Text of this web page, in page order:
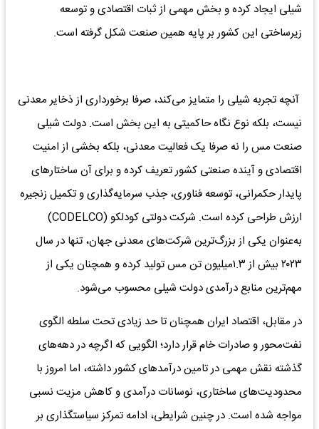
شیلی ایجاد کرده و بخش مهمی از ثبات اقتصادی و توسعه
زیرساختی این کشور بر پایه همین صنعت شکل گرفته است.
آنچه تجربه شیلی را متمایز می‌کند، صرفا برخورداری از ذخایر معدنی
نیست، بلکه نوع نگاه حاکمیتی به این بخش است. دولت شیلی
صنعت مس را نه صرفا یک فعالیت معدنی، بلکه بخشی از امنیت
اقتصادی و آینده صنعتی کشور تعریف کرده و برای آن ساختارهای
پایدار حکمرانی، توسعه فناوری، جذب سرمایه‌گذاری و تکمیل زنجیره
ارزش طراحی کرده است. شرکت دولتی کودلکو (CODELCO)
به‌عنوان یکی از بزرگ‌ترین شرکت‌های معدنی جهان، تنها در سال
۲۰۲۳ بیش از ۱.۳میلیون تن مس تولید کرده و همچنان یکی از
مهم‌ترین منابع درآمدی دولت شیلی محسوب می‌شود.
در مقابل، اقتصاد ایران همچنان تا حد زیادی تحت سلطه الگوی
نفت‌محور و صادرات خام قرار دارد؛ الگویی که اگرچه در دهه‌های
گذشته نقش مهمی در تامین درآمدهای کشور داشته، اما امروز با
محدودیت‌های ساختاری، نوسانات درآمدی و کاهش مزیت نسبی
مواجه شده است. در چنین شرایطی، ادامه تمرکز سیاستگذاری بر